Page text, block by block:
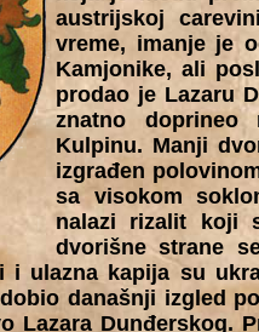
austrijskoj
vreme, imanje je
Kamjonike, ali
prodao je Lazaru
znatno doprineo
Kulpinu. Manji
izgrađen
sa visokom
nalazi rizalit koji
dvorišne strane
i ulazna kapija su
današnji izgled
Lazara Dunđerskog.